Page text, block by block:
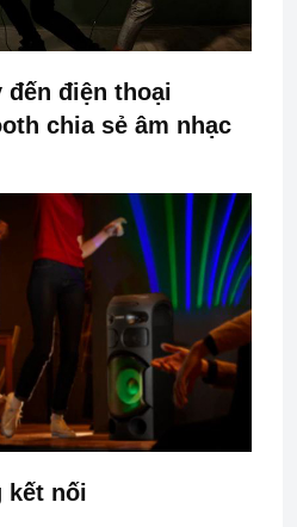
đến điện thoại
chia sẻ âm nhạc
kết nối